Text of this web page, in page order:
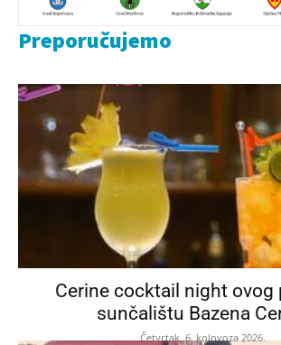
Preporučujemo
Cerine cocktail night ovog
sunčalištu Bazena
Četvrtak, 6. kolovoza 2026.